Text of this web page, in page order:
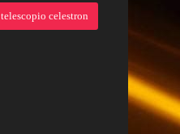
telescopio celestron